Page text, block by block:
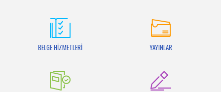
BELGE HİZMETLERİ YAYINLAR